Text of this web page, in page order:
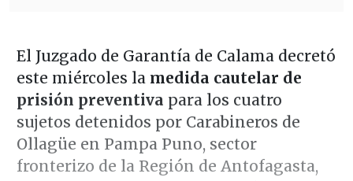
El Juzgado de Garantía de Calama decretó
este miércoles la medida cautelar de
prisión preventiva para los cuatro
sujetos detenidos por Carabineros de
Ollagüe en Pampa Puno, sector
fronterizo de la Región de Antofagasta,